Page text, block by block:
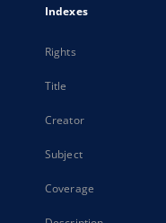
Indexes
Rights
Title
Creator
Subject
Coverage